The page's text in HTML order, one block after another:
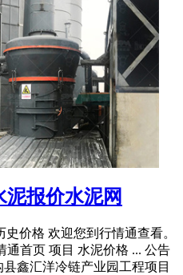
报价水泥网
史价格 欢迎您到行情通查看。
通首页 项目 水泥价格 ... 公告
鑫汇洋冷链产业园工程项目